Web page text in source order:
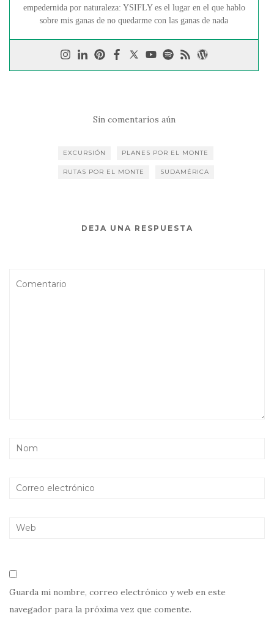
empedernida por naturaleza: YSIFLY es el lugar en el que hablo
sobre mis ganas de no quedarme con las ganas de nada
Sin comentarios aún
EXCURSIÓN PLANES POR EL MONTE
RUTAS POR EL MONTE SUDAMÉRICA
DEJA UNA RESPUESTA
Guarda mi nombre, correo electrónico y web en este
navegador para la próxima vez que comente.